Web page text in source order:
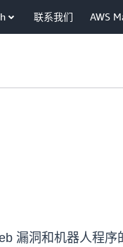
联系我们 AWS
漏洞和机器人程